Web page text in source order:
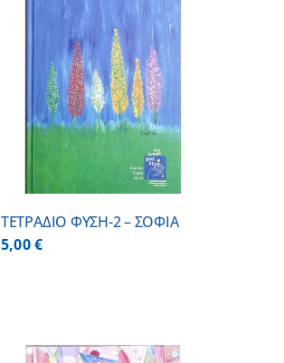
ΤΕΤΡΑΔΙΟ ΦΥΣΗ-2 – ΣΟΦΙΑ
5,00€